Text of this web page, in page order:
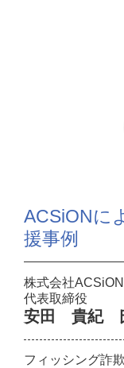
ACSiONに
援事例
株式会社ACSiON
代表取締役
安田 貴紀
フィッシング詐